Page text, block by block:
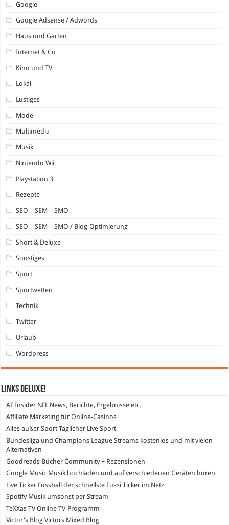
Google
Google Adsense / Adwords
Haus und Garten
Internet & Co
Kino und TV
Lokal
Lustiges
Mode
Multimedia
Musik
Nintendo Wii
Playstation 3
Rezepte
SEO – SEM – SMO
SEO – SEM – SMO / Blog-Optimierung
Short & Deluxe
Sonstiges
Sport
Sportwetten
Technik
Twitter
Urlaub
Wordpress
Links DeLuXe!
AF Insider NFL News, Berichte, Ergebnisse etc.
Affiliate Marketing für Online-Casinos
Alles außer SportTäglicher Live Sport
Bundesliga und Champions League Streams kostenlos und mit vielen
Alternativen
Goodreads Bücher Community + Rezensionen
Google Music Musik hochladen und auf verschiedenen Geräten hören
Live Ticker Fussball
der schnellste Fussi Ticker im Netz
SpotifyMusik umsonst per Stream
TeXXas TVOnline TV-Programm
Victor's Blog Victors Mixed Blog